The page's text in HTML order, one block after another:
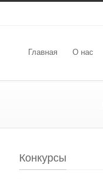
Главная О нас
Конкурсы